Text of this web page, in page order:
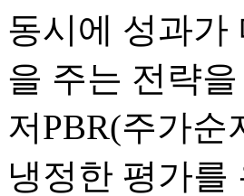
동시에 성과가
을 주는 전략
저PBR(주가
냉정한 평가를